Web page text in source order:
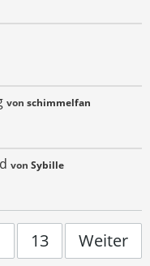
von schimmelfan
von Sybille
13 Weiter